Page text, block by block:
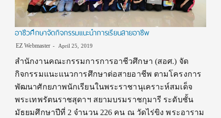
อาชีวศึกษาจัดกิจกรรมแนะนำการเรียนสายอาชีพ
EZ Webmaster April 25, 2019
สำนักงานคณะกรรมการการอาชีวศึกษา (สอศ.) จัด
กิจกรรมแนะแนวการศึกษาต่อสายอาชีพ ตามโครงการ
พัฒนาศักยภาพนักเรียนในพระราชานุเคราะห์สมเด็จ
พระเทพรัตนราชสุดาฯ สยามบรมราชกุมารี ระดับชั้น
มัธยมศึกษาปีที่ 2 จำนวน 226 คน ณ วัดไร่ขิง พระอาราม